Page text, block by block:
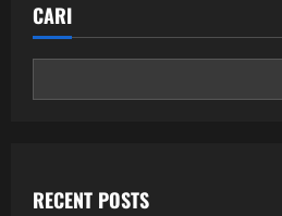
CARI
RECENT POSTS